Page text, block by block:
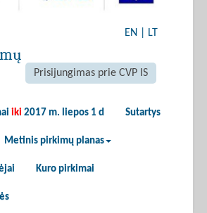
EN LT
Prisijungimas prie CVP IS
iki 2017 m. liepos 1 d Sutartys
Metinis pirkimų planas
Kuro pirkimai